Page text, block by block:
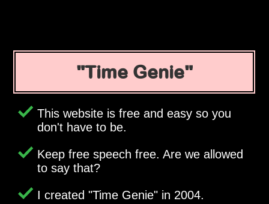
Time Genie
This website is free and easy so you
don't have to be.
Keep free speech free. Are we allowed
to say that?
I created Time Genie in 2004.